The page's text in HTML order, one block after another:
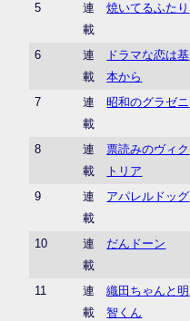
5
連
載
焼いてるふたり
6
連
載
ドラマな恋は基
本から
7
連
載
昭和のグラゼニ
8
連
載
票読みのヴィク
トリア
9
連
載
アパレルドッグ
10
連
載
だんドーン
11
連
載
織田ちゃんと明
智くん